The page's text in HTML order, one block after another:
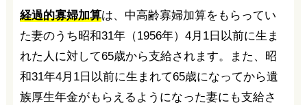
経過的寡婦加算は、中高齢寡婦加算をもらってい
た妻のうち昭和31年（1956年）4月1日以前に生ま
れた人に対して65歳から支給されます。また、昭
和31年4月1日以前に生まれて65歳になってから遺
族厚生年金がもらえるようになった妻にも支給さ